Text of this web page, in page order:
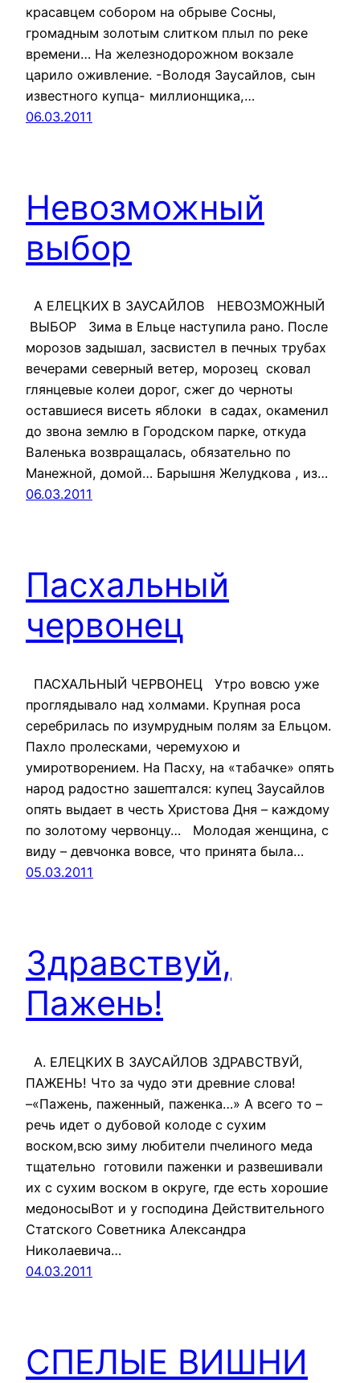
красавцем собором на обрыве Сосны,
громадным золотым слитком плыл по реке
времени… На железнодорожном вокзале
царило оживление. -Володя Заусайлов, сын
известного купца- миллионщика,…
06.03.2011
Невозможный
выбор
А ЕЛЕЦКИХ В ЗАУСАЙЛОВ НЕВОЗМОЖНЫЙ
ВЫБОР Зима в Ельце наступила рано. После
морозов задышал, засвистел в печных трубах
вечерами северный ветер, морозец сковал
глянцевые колеи дорог, сжег до черноты
оставшиеся висеть яблоки в садах, окаменил
до звона землю в Городском парке, откуда
Валенька возвращалась, обязательно по
Манежной, домой… Барышня Желудкова , из…
06.03.2011
Пасхальный
червонец
ПАСХАЛЬНЫЙ ЧЕРВОНЕЦ Утро вовсю уже
проглядывало над холмами. Крупная роса
серебрилась по изумрудным полям за Ельцом.
Пахло пролесками, черемухою и
умиротворением. На Пасху, на «табачке» опять
народ радостно зашептался: купец Заусайлов
опять выдает в честь Христова Дня – каждому
по золотому червонцу… Молодая женщина, с
виду – девчонка вовсе, что принята была…
05.03.2011
Здравствуй,
Пажень!
А. ЕЛЕЦКИХ В ЗАУСАЙЛОВ ЗДРАВСТВУЙ,
ПАЖЕНЬ! Что за чудо эти древние слова!
–«Пажень, паженный, паженка…» А всего то –
речь идет о дубовой колоде с сухим
воском,всю зиму любители пчелиного меда
тщательно готовили паженки и развешивали
их с сухим воском в округе, где есть хорошие
медоносыВот и у господина Действительного
Статского Советника Александра
Николаевича…
04.03.2011
СПЕЛЫЕ ВИШНИ